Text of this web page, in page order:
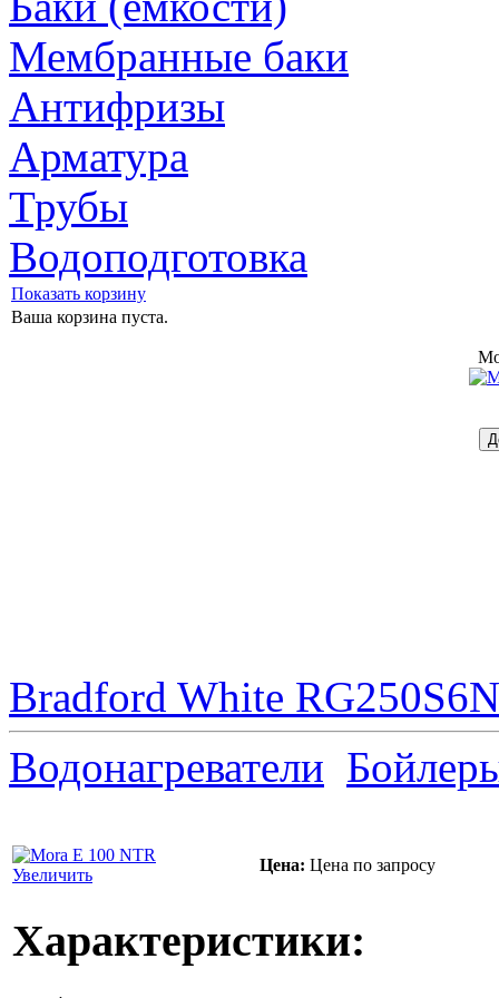
Мембранные баки
Антифризы
Арматура
Трубы
Водоподготовка
Показать корзину
Ваша корзина пуста.
Bradford White
Водонагреватели
Увеличить
Цена: Цена по запросу
Характеристики: